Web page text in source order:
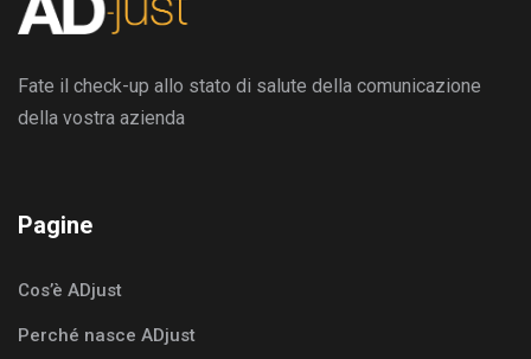
Fate il check-up allo stato di salute della comunicazione
della vostra azienda
Pagine
Cos’è ADjust
Perché nasce ADjust